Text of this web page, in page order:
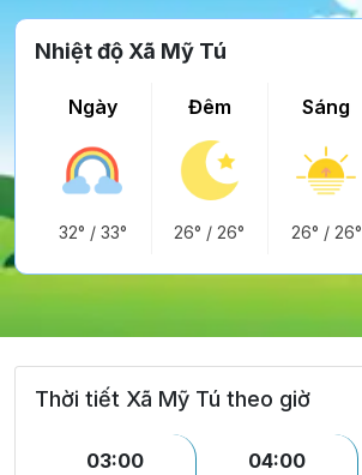
Nhiệt độ Xã Mỹ Tú
Ngày
32° / 33°
Đêm
26° /26°
Sáng
26° / 26°
Thời tiết Xã Mỹ Tú theo giờ
03:00 04:00